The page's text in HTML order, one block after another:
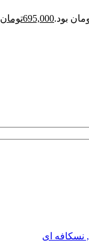
695,000تومان
, نسکافه ای